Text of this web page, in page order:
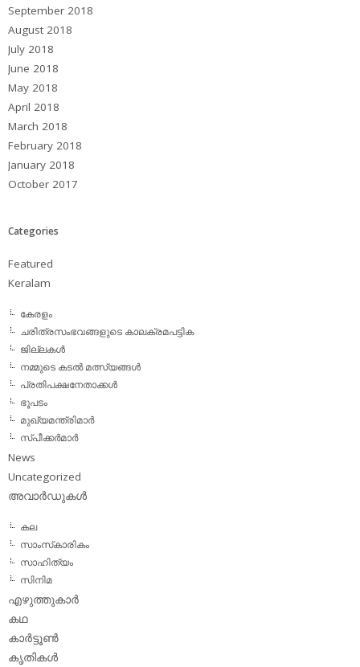
September 2018
August 2018
July 2018
June 2018
May 2018
April 2018
March 2018
February 2018
January 2018
October 2017
Categories
Featured
Keralam
കേരളം
ചരിത്രസംഭവങ്ങളുടെ കാലക്രമപട്ടിക
ജില്ലകള്‍
നമ്മുടെ കടല്‍ മത്സ്യങ്ങള്‍
പ്രതിപക്ഷനേതാക്കള്‍
ഭൂപടം
മുഖ്യമന്ത്രിമാര്‍
സ്പീക്കര്‍മാര്‍
News
Uncategorized
അവാര്‍ഡുകള്‍
കല
സാംസ്‌കാരികം
സാഹിത്യം
സിനിമ
എഴുത്തുകാര്‍
കഥ
കാര്‍ട്ടൂണ്‍
കൃതികള്‍